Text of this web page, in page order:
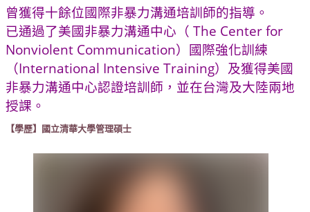
曾獲得十餘位國際非暴力溝通培訓師的指導。
已通過了美國非暴力溝通中心（ The Center for
Nonviolent Communication）國際強化訓練
（International Intensive Training）及獲得美國
非暴力溝通中心認證培訓師，並在台灣及大陸兩地
授課。
【學歷】國立清華大學管理碩士